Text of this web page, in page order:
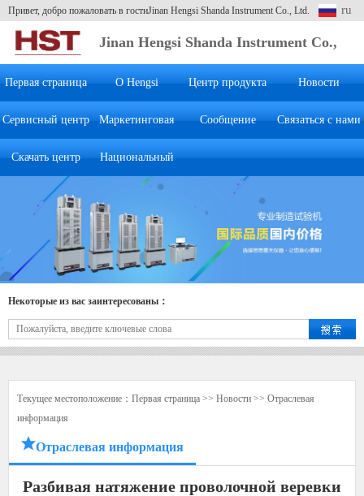
Привет, добро пожаловать в гостиJinan Hengsi Shanda Instrument Co., Ltd. ru
Jinan Hengsi Shanda Instrument Co.,
Ltd.
Первая страница О Hengsi Центр продукта Новости
Сервисный центр Маркетинговая
система
Сообщение
клиента
Связаться с нами
Скачать центр Национальный
Некоторые из вас заинтересованы：
Текущее местоположение： Первая страница >> Новости >> Отраслевая
информация
Отраслевая информация
Разбивая натяжение проволочной веревки